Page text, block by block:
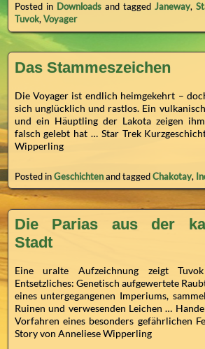
Posted in Downloadsand tagged Janeway,
Tuvok,Voyager
Das Stammeszeichen
Die Voyager ist endlich heimgekehrt –
sich unglücklich und rastlos. Ein
und ein Häuptling der Lakota zeigen
falsch gelebt hat … Star Trek
Wipperling
Posted inGeschichtenand taggedChakotay,
Die Parias aus der
Stadt
Eine uralte Aufzeichnung zeigt
Entsetzliches: Genetisch aufgewertete
eines untergegangenen Imperiums,
Ruinen und verwesenden Leichen …
Vorfahren eines besonders gefährlichen
Story von Anneliese Wipperling